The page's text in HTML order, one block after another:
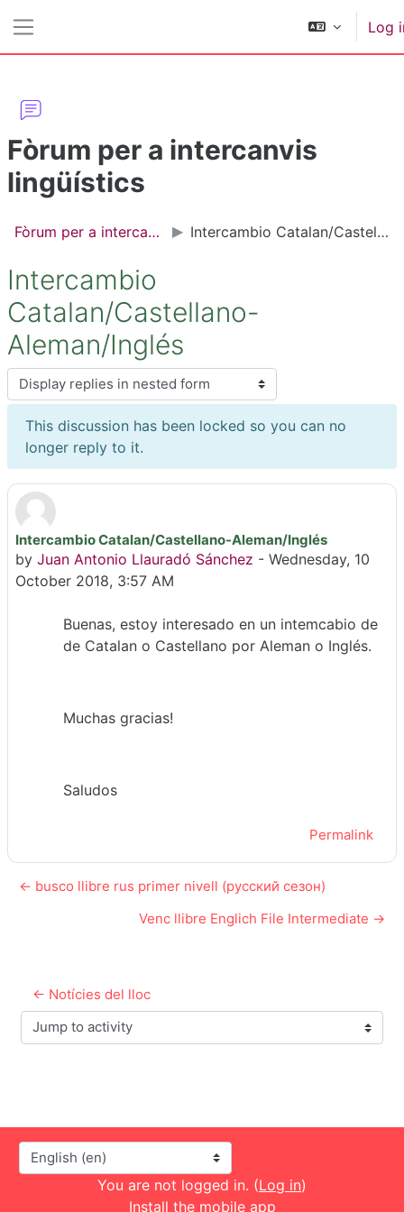
Log
Fòrum per a intercanvis
lingüístics
Fòrum per a intercanvis lingüístics Intercambio Catalan/Castellano-Aleman/Inglés
Intercambio
Catalan/Castellano-
Aleman/Inglés
Display mode
This discussion has been locked so you can no
longer reply to it.
Intercambio Catalan/Castellano-Aleman/Inglés
by Juan Antonio Llauradó Sánchez - Wednesday, 10
October 2018, 3:57 AM
Number of replies: 0
Buenas, estoy interesado en un intemcabio de
de Catalan o Castellano por Aleman o Inglés.
Muchas gracias!
Saludos
Permalink
← busco llibre rus primer nivell (русский сезон)
Venc llibre Englich File Intermediate →
← Notícies del lloc
Jump to activity
Language
You are not logged in. (Log in)
Install the mobile app